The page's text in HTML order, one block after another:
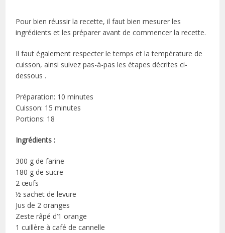
Pour bien réussir la recette, il faut bien mesurer les
ingrédients et les préparer avant de commencer la recette.
Il faut également respecter le temps et la température de
cuisson, ainsi suivez pas-à-pas les étapes décrites ci-
dessous .
Préparation: 10 minutes
Cuisson: 15 minutes
Portions: 18
Ingrédients :
300 g de farine
180 g de sucre
2 œufs
½ sachet de levure
Jus de 2 oranges
Zeste râpé d’1 orange
1 cuillère à café de cannelle